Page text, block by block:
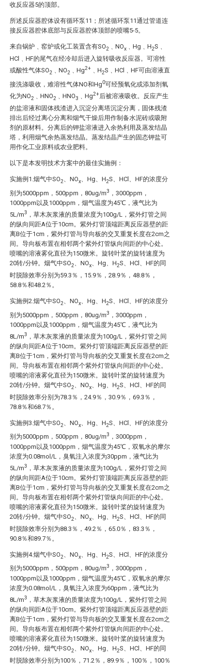
收反应器5的顶部。
所述反应器腔体设有循环泵11；所述循环泵11通过管道连
接反应器腔体底部与反应器腔体顶部的喷嘴5-5。
来自锅炉﹑窑炉或化工装置含有SO2 ﹑NOx ﹑Hg﹑H2S﹑
HCl﹑HF的尾气在经冷却后进入旋转吸收反应器。可溶性
或酸性气体SO2 ﹑NO2 ﹑Hg2+ ﹑H2S﹑HCl﹑HF可由溶液直
接洗涤吸收，难溶性气体NO和Hg0可经预氧化或添加剂氧
化为NO2 ﹑HNO2 ﹑HNO3 ﹑Hg2+后被溶液吸收。反应产生
的盐溶液和固体残渣进入沉淀分离塔沉淀分离，固体残渣
排出后经过离心分离和烟气干燥后用作制备水泥砖或吸附
剂的原材料。分离后的钾盐溶液进入余热利用及蒸发结晶
塔，利用烟气余热蒸发结晶。蒸发结晶产生的固态钾盐可
用作化工业原料或农业肥料。
以下是本发明技术方案中的最佳实施例：
实施例1.烟气中SO2、NOx、Hg、H2S、HCl、HF的浓度分
别为5000ppm，500ppm，80ug/m3 ，3000ppm，
1000ppm以及1000ppm，烟气温度为45℃，液气比为
5L/m3 ，草木灰浆液的质量浓度为100g/L，紫外灯管之间
的纵向间距A位于10cm。紫外灯管顶端距离反应器壁的距
离B位于1cm，紫外灯管与导向板的交叉重复长度在2cm之
间。导向板布置在相邻两个紫外灯管纵向间距的中心处。
喷嘴的溶液雾化直径为150微米。旋转叶桨的旋转速度为
20转/分钟。烟气中SO2、NOx、Hg、H2S、HCl、HF的同
时脱除效率分别为59.3％，15.9％，28.9％，48.8％，
58.8％和48.2％。
实施例2.烟气中SO2 、NOx 、Hg、H2S、HCl、HF的浓度分
别为5000ppm，500ppm，80ug/m3 ，3000ppm，
1000ppm以及1000ppm，烟气温度为45℃，液气比为
8L/m3 ，草木灰浆液的质量浓度为100g/L，紫外灯管之间
的纵向间距A位于10cm。紫外灯管顶端距离反应器壁的距
离B位于1cm，紫外灯管与导向板的交叉重复长度在2cm之
间。导向板布置在相邻两个紫外灯管纵向间距的中心处。
喷嘴的溶液雾化直径为150微米。旋转叶桨的旋转速度为
20转/分钟。烟气中SO2、NOx、Hg、H2S、HCl、HF的同
时脱除效率分别为78.3％，24.9％，30.9％，69.3％，
78.8％和68.7％。
实施例3.烟气中SO2 、NOx 、Hg、H2S、HCl、HF的浓度分
别为5000ppm，500ppm，80ug/m3 ，3000ppm，
1000ppm以及1000ppm，烟气温度为45℃，双氧水的摩尔
浓度为0.08mol/L，臭氧注入浓度为30ppm，液气比为
5L/m3 ，草木灰浆液的质量浓度为100g/L，紫外灯管之间
的纵向间距A位于10cm。紫外灯管顶端距离反应器壁的距
离B位于1cm，紫外灯管与导向板的交叉重复长度在2cm之
间。导向板布置在相邻两个紫外灯管纵向间距的中心处。
喷嘴的溶液雾化直径为150微米。旋转叶桨的旋转速度为
20转/分钟。烟气中SO2、NOx、Hg、H2S、HCl、HF的同
时脱除效率分别为88.3％，49.2％，65.0％，83.3％，
90.8％和89.7％。
实施例4.烟气中SO2 、NOx 、Hg、H2S、HCl、HF的浓度分
别为5000ppm，500ppm，80ug/m3 ，3000ppm，
1000ppm以及1000ppm，烟气温度为45℃，双氧水的摩尔
浓度为0.08mol/L，臭氧注入浓度为60ppm，液气比为
8L/m3 ，草木灰浆液的质量浓度为100g/L，紫外灯管之间
的纵向间距A位于10cm。紫外灯管顶端距离反应器壁的距
离B位于1cm，紫外灯管与导向板的交叉重复长度在2cm之
间。导向板布置在相邻两个紫外灯管纵向间距的中心处。
喷嘴的溶液雾化直径为150微米。旋转叶桨的旋转速度为
20转/分钟。烟气中SO2 、NOx 、Hg、H2S、HCl、HF的同
时脱除效率分别为100％，71.2％，89.9％，100％，100％